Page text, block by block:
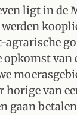
ligt in de
agrarische
opkomst van
horige van
gaan